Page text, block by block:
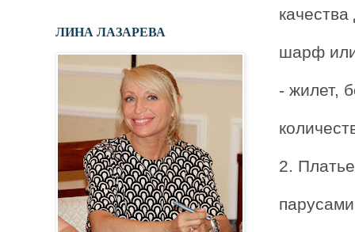
шарф
- жилет,
2.
ЛИНА ЛАЗАРЕВА